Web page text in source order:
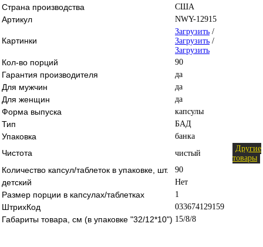
Страна производства США
Артикул NWY-12915
Картинки
Загрузить /
Загрузить /
Загрузить
Кол-во порций 90
Гарантия производителя да
Для мужчин да
Для женщин да
Форма выпуска капсулы
Тип БАД
Упаковка банка
Чистота чистый
Другие
товары
Количество капсул/таблеток в упаковке, шт. 90
детский Нет
Размер порции в капсулах/таблетках 1
ШтрихКод 033674129159
Габариты товара, см (в упаковке "32/12*10") 15/8/8